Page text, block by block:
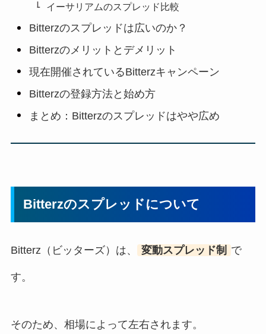
イーサリアムのスプレッド比較
Bitterzのスプレッドは広いのか？
Bitterzのメリットとデメリット
現在開催されているBitterzキャンペーン
Bitterzの登録方法と始め方
まとめ：Bitterzのスプレッドはやや広め
Bitterzのスプレッドについて
Bitterz（ビッターズ）は、 変動スプレッド制 で
す。
そのため、相場によって左右されます。